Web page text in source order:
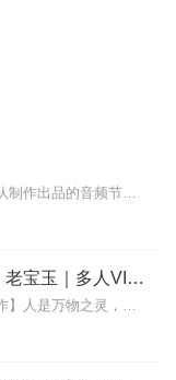
声音了。
「读库立体声」是一档由读库团队制作出品的音频节目老六张立宪将不定期地拉上他的小伙伴陪大家聊一会儿公众号、微博搜索「读库」，了解最新动态亦可移步官网：https:...
蛊真人｜大爱仙尊｜热血｜老宝玉｜多人VIP免费有声剧
内容简介【黑暗文反派流封神之作】人是万物之灵，蛊是天地真精。一个穿越者不断重生的故事。一个养蛊、炼蛊、用蛊的奇特世界。配音组（男角色）老宝玉旁白...